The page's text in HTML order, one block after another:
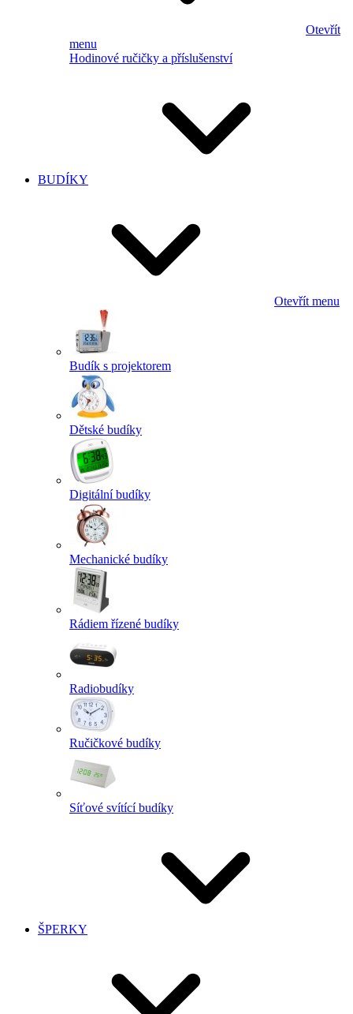
Otevřít
menu
Hodinové ručičky a příslušenství
BUDÍKY
Otevřít menu
Budík s projektorem
Dětské budíky
Digitální budíky
Mechanické budíky
Rádiem řízené budíky
Radiobudíky
Ručičkové budíky
Síťové svítící budíky
ŠPERKY